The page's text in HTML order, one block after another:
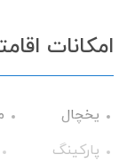
امکانات
یخچال
پارکینگ